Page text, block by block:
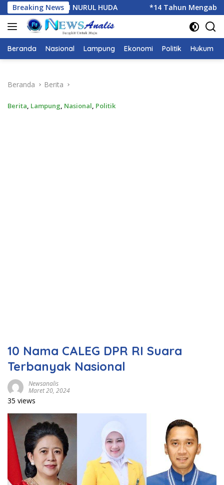
Langsung
ke
konten
Breaking News
*14 Tahun Mengabdi,IWO Berbagi Kebahagiaan di SD
Beranda Nasional Lampung Ekonomi Politik Hukum
Beranda Berita
Berita, Lampung, Nasional, Politik
10 Nama CALEG DPR RI Suara
Terbanyak Nasional
Newsanalis
Maret 20, 2024
35 views